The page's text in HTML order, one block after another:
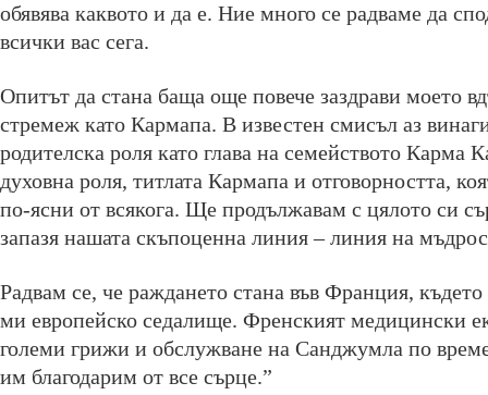
обявява каквото и да е. Ние много се радваме да
всички вас сега.
Опитът да стана баща още повече заздрави моето
стремеж като Кармапа. В известен смисъл аз
родителска роля като глава на семейството Карма
духовна роля, титлата Кармапа и отговорността,
по-ясни от всякога. Ще продължавам с цялото си
запазя нашата скъпоценна линия – линия на
Радвам се, че раждането стана във Франция,
ми европейско седалище. Френският медицински
големи грижи и обслужване на Санджумла по
им благодарим от все сърце.”